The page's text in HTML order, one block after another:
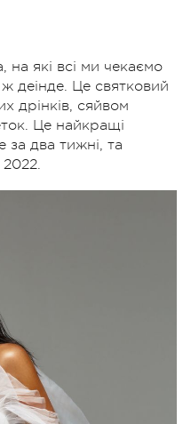
на які всі ми чекаємо
деінде. Це святковий
дрінків, сяйвом
Це найкращі
за два тижні, та